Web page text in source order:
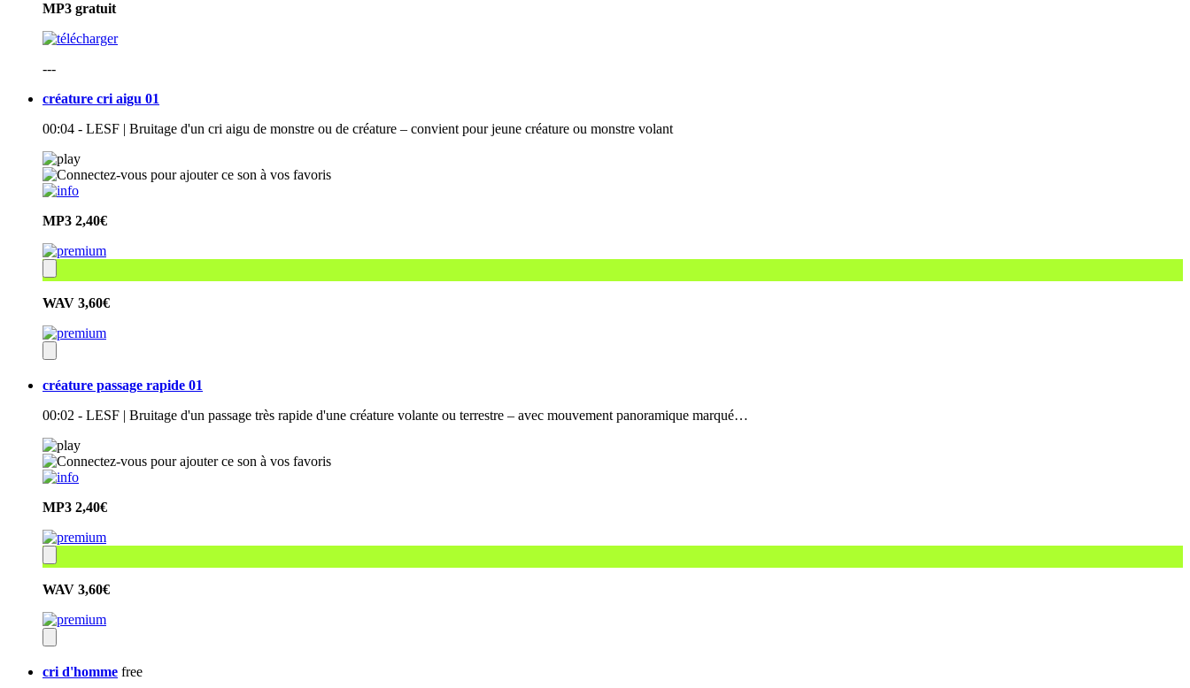
MP3 gratuit
---
créature cri aigu 01
00:04 - LESF | Bruitage d'un cri aigu de monstre ou de créature – convient pour jeune créature ou monstre volant
MP3 2,40€
WAV 3,60€
créature passage rapide 01
00:02 - LESF | Bruitage d'un passage très rapide d'une créature volante ou terrestre – avec mouvement panoramique marqué…
MP3 2,40€
WAV 3,60€
cri d'homme free